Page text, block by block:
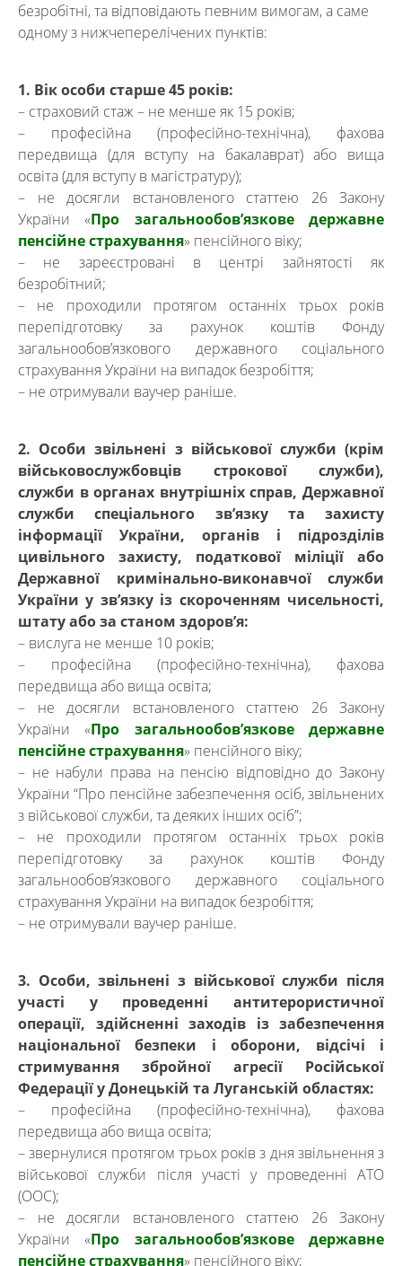
безробітні, та відповідають певним вимогам, а саме
одному з нижчеперелічених пунктів:
1. Вік особи старше 45 років:
– страховий стаж – не менше як 15 років;
– професійна (професійно-технічна), фахова
передвища (для вступу на бакалаврат) або вища
освіта (для вступу в магістратуру);
– не досягли встановленого статтею 26 Закону
України «Про загальнообов’язкове державне
пенсійне страхування» пенсійного віку;
– не зареєстровані в центрі зайнятості як
безробітний;
– не проходили протягом останніх трьох років
перепідготовку за рахунок коштів Фонду
загальнообов’язкового державного соціального
страхування України на випадок безробіття;
– не отримували ваучер раніше.
2. Особи звільнені з військової служби (крім
військовослужбовців строкової служби),
служби в органах внутрішніх справ, Державної
служби спеціального зв’язку та захисту
інформації України, органів і підрозділів
цивільного захисту, податкової міліції або
Державної кримінально-виконавчої служби
України у зв’язку із скороченням чисельності,
штату або за станом здоров’я:
– вислуга не менше 10 років;
– професійна (професійно-технічна), фахова
передвища або вища освіта;
– не досягли встановленого статтею 26 Закону
України «Про загальнообов’язкове державне
пенсійне страхування» пенсійного віку;
– не набули права на пенсію відповідно до Закону
України “Про пенсійне забезпечення осіб, звільнених
з військової служби, та деяких інших осіб”;
– не проходили протягом останніх трьох років
перепідготовку за рахунок коштів Фонду
загальнообов’язкового державного соціального
страхування України на випадок безробіття;
– не отримували ваучер раніше.
3. Особи, звільнені з військової служби після
участі у проведенні антитерористичної
операції, здійсненні заходів із забезпечення
національної безпеки і оборони, відсічі і
стримування збройної агресії Російської
Федерації у Донецькій та Луганській областях:
– професійна (професійно-технічна), фахова
передвища або вища освіта;
– звернулися протягом трьох років з дня звільнення з
військової служби після участі у проведенні АТО
(ООС);
– не досягли встановленого статтею 26 Закону
України «Про загальнообов’язкове державне
пенсійне страхування» пенсійного віку;